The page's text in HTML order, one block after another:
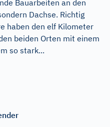
Bauarbeiten an den
Dachse. Richtig
haben den elf Kilometer
beiden Orten mit einem
so stark...